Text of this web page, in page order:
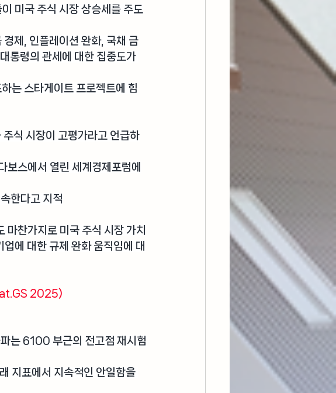
미국 주식 시장 상승세를 주도
경제, 인플레이션 완화, 국채 금
통령의 관세에 대한 집중도가
는 스타게이트 프로젝트에 힘
주식 시장이 고평가라고 언급하
보스에서 열린 세계경제포럼에
한다고 지적
마찬가지로 미국 주식 시장 가치
에 대한 규제 완화 움직임에 대
2025)
는 6100 부근의 전고점 재시험
지표에서 지속적인 안일함을